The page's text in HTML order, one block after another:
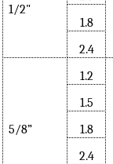
1/2"
1.8
2.4
5/8”
1.2
1.5
1.8
2.4